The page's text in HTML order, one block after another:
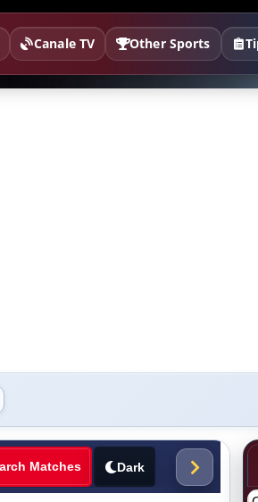
Canale TV Other Sports